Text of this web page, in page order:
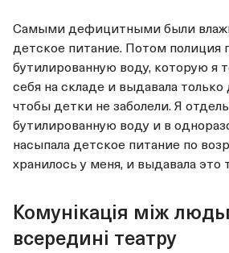
Самыми дефицитными были
детское питание. Потом полиция
бутилированную воду, которую я
себя на складе и выдавала
чтобы детки не заболели. Я
бутилированную воду и в
насыпала детское питание по
хранилось у меня, и выдавала это
Комунікація між
всередині театру